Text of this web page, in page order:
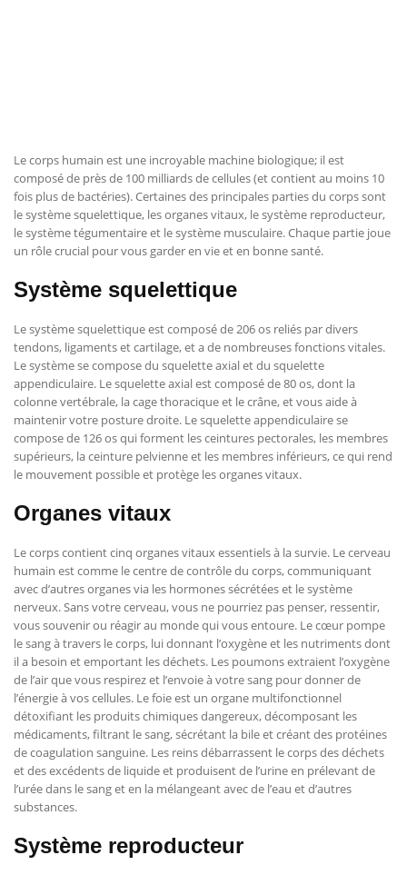
Le corps humain est une incroyable machine biologique; il est
composé de près de 100 milliards de cellules (et contient au moins 10
fois plus de bactéries). Certaines des principales parties du corps sont
le système squelettique, les organes vitaux, le système reproducteur,
le système tégumentaire et le système musculaire. Chaque partie joue
un rôle crucial pour vous garder en vie et en bonne santé.
Système squelettique
Le système squelettique est composé de 206 os reliés par divers
tendons, ligaments et cartilage, et a de nombreuses fonctions vitales.
Le système se compose du squelette axial et du squelette
appendiculaire. Le squelette axial est composé de 80 os, dont la
colonne vertébrale, la cage thoracique et le crâne, et vous aide à
maintenir votre posture droite. Le squelette appendiculaire se
compose de 126 os qui forment les ceintures pectorales, les membres
supérieurs, la ceinture pelvienne et les membres inférieurs, ce qui rend
le mouvement possible et protège les organes vitaux.
Organes vitaux
Le corps contient cinq organes vitaux essentiels à la survie. Le cerveau
humain est comme le centre de contrôle du corps, communiquant
avec d’autres organes via les hormones sécrétées et le système
nerveux. Sans votre cerveau, vous ne pourriez pas penser, ressentir,
vous souvenir ou réagir au monde qui vous entoure. Le cœur pompe
le sang à travers le corps, lui donnant l’oxygène et les nutriments dont
il a besoin et emportant les déchets. Les poumons extraient l’oxygène
de l’air que vous respirez et l’envoie à votre sang pour donner de
l’énergie à vos cellules. Le foie est un organe multifonctionnel
détoxifiant les produits chimiques dangereux, décomposant les
médicaments, filtrant le sang, sécrétant la bile et créant des protéines
de coagulation sanguine. Les reins débarrassent le corps des déchets
et des excédents de liquide et produisent de l’urine en prélevant de
l’urée dans le sang et en la mélangeant avec de l’eau et d’autres
substances.
Système reproducteur